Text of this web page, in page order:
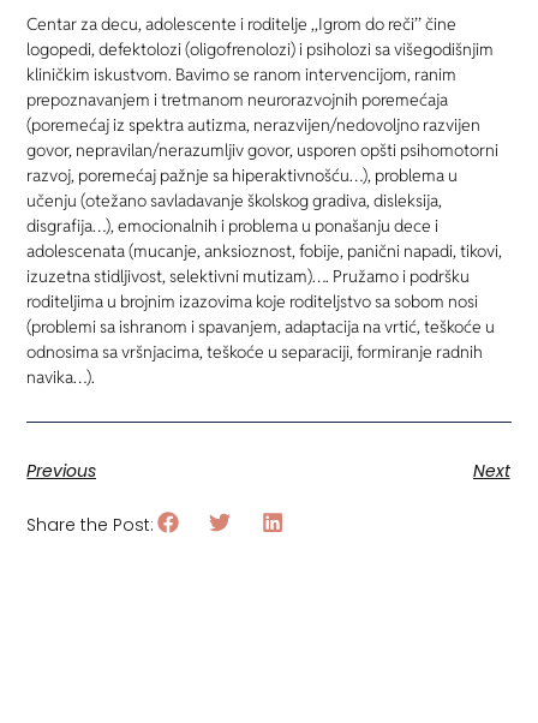
Centar za decu, adolescente i roditelje ,,Igrom do reči’’ čine
logopedi, defektolozi (oligofrenolozi) i psiholozi sa višegodišnjim
kliničkim iskustvom. Bavimo se ranom intervencijom, ranim
prepoznavanjem i tretmanom neurorazvojnih poremećaja
(poremećaj iz spektra autizma, nerazvijen/nedovoljno razvijen
govor, nepravilan/nerazumljiv govor, usporen opšti psihomotorni
razvoj, poremećaj pažnje sa hiperaktivnošću…), problema u
učenju (otežano savladavanje školskog gradiva, disleksija,
disgrafija…), emocionalnih i problema u ponašanju dece i
adolescenata (mucanje, anksioznost, fobije, panični napadi, tikovi,
izuzetna stidljivost, selektivni mutizam)…. Pružamo i podršku
roditeljima u brojnim izazovima koje roditeljstvo sa sobom nosi
(problemi sa ishranom i spavanjem, adaptacija na vrtić, teškoće u
odnosima sa vršnjacima, teškoće u separaciji, formiranje radnih
navika…).
Previous Next
Share the Post: